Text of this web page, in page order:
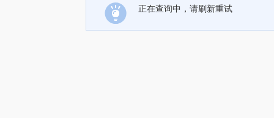
正在查询中，请刷新重试